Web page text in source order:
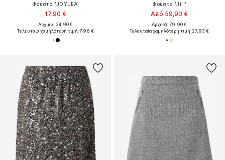
Φούστα 'JDYLEA'
17,90 €
Αρχικά: 24,90 €
Τελευταία χαμηλότερη τιμή:7,96 €
Φούστα 'Jill'
Από 59,90 €
Αρχικά: 79,90 €
Τελευταία χαμηλότερη τιμή:27,93 €